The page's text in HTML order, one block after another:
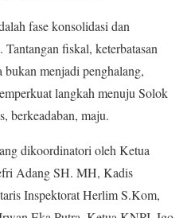
fase konsolidasi dan
fiskal, keterbatasan
menjadi penghalang,
langkah menuju Solok
berkeadaban, maju.
dikoordinatori oleh Ketua
Adang SH. MH, Kadis
Inspektorat Herlim S.Kom,